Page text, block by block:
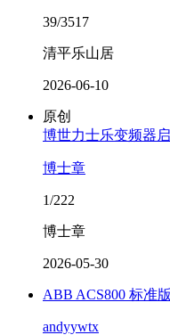
39/3517
清平乐山居
2026-06-10
原创
博世力士乐变频器
博士章
1/222
博士章
2026-05-30
ABB ACS800 标准
andyywtx